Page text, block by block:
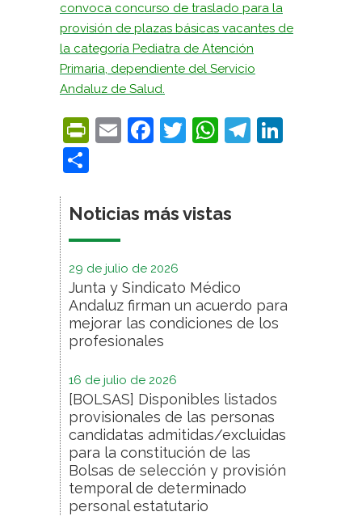
convoca concurso de traslado para la
provisión de plazas básicas vacantes de
la categoría Pediatra de Atención
Primaria, dependiente del Servicio
Andaluz de Salud.
PrintFriendly
EmailFacebook
Twitter
WhatsApp
Noticias más vistas
29 de julio de 2026
Junta y Sindicato Médico
Andaluz firman un acuerdo para
mejorar las condiciones de los
profesionales
16 de julio de 2026
[BOLSAS] Disponibles listados
provisionales de las personas
candidatas admitidas/excluidas
para la constitución de las
Bolsas de selección y provisión
temporal de determinado
personal estatutario